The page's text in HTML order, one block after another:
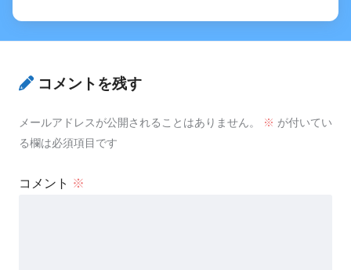
コメントを残す
メールアドレスが公開されることはありません。 ※ が付いてい
る欄は必須項目です
コメント ※